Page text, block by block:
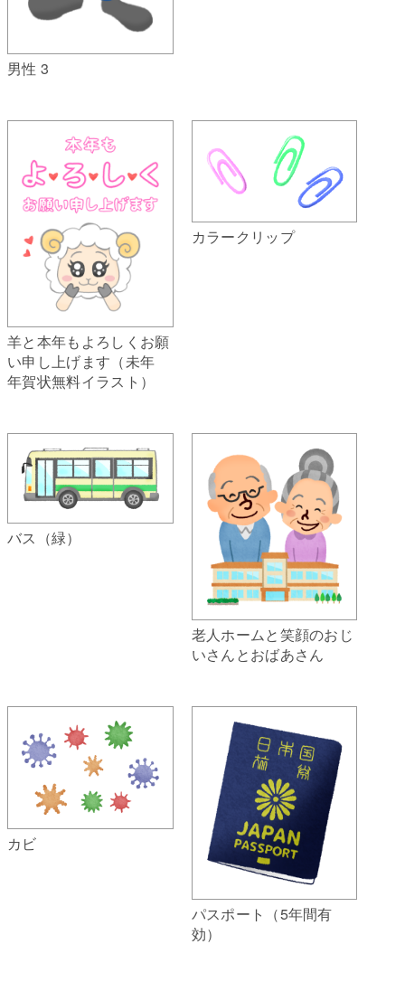
男性 3
羊と本年もよろしくお願
い申し上げます（未年
年賀状無料イラスト）
カラークリップ
バス（緑）
老人ホームと笑顔のおじ
いさんとおばあさん
カビ
パスポート（5年間有
効）